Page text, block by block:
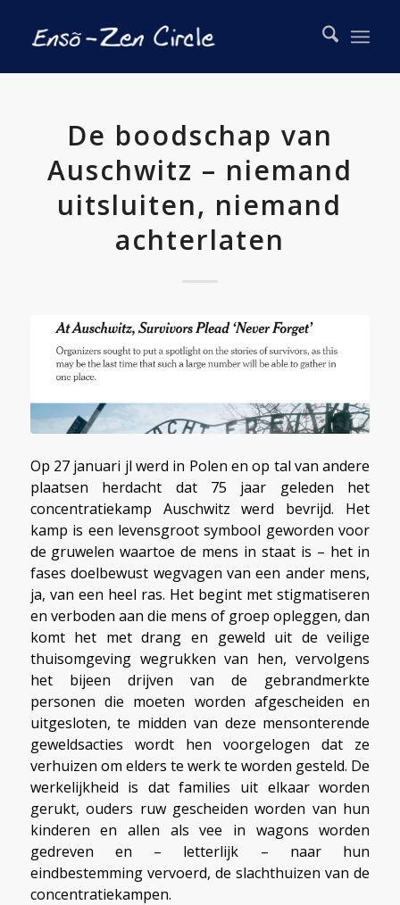
De boodschap van
Auschwitz – niemand
uitsluiten, niemand
achterlaten
Op 27 januari jl werd in Polen en op tal van andere
plaatsen herdacht dat 75 jaar geleden het
concentratiekamp Auschwitz werd bevrijd. Het
kamp is een levensgroot symbool geworden voor
de gruwelen waartoe de mens in staat is – het in
fases doelbewust wegvagen van een ander mens,
ja, van een heel ras. Het begint met stigmatiseren
en verboden aan die mens of groep opleggen, dan
komt het met drang en geweld uit de veilige
thuisomgeving wegrukken van hen, vervolgens
het bijeen drijven van de gebrandmerkte
personen die moeten worden afgescheiden en
uitgesloten, te midden van deze mensonterende
geweldsacties wordt hen voorgelogen dat ze
verhuizen om elders te werk te worden gesteld. De
werkelijkheid is dat families uit elkaar worden
gerukt, ouders ruw gescheiden worden van hun
kinderen en allen als vee in wagons worden
gedreven en – letterlijk – naar hun
eindbestemming vervoerd, de slachthuizen van de
concentratiekampen.